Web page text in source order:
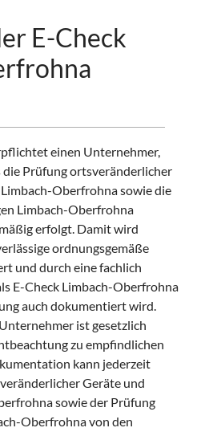
E-Check
einen Unternehmer,
die Prüfung ortsveränderlicher
Oberfrohna sowie die
Limbach-Oberfrohna
erfolgt. Damit wird
ordnungsgemäße
und durch eine fachlich
E-Check Limbach-Oberfrohna
auch dokumentiert wird.
ist gesetzlich
zu empfindlichen
kann jederzeit
Geräte und
sowie der Prüfung
Oberfrohna von den